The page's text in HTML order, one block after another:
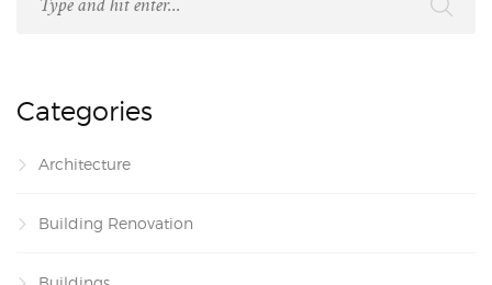
Categories
Architecture
Building Renovation